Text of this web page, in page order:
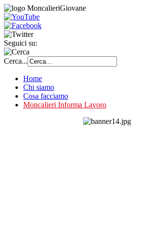
Seguici su:
Cerca...
Home
Chi siamo
Cosa facciamo
Moncalieri Informa Lavoro